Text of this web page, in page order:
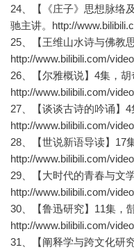
24、【《庄子》思想脉络
驰主讲。http://
25、【王维山水诗与佛教
http://www.bilibili.com/
26、【尔雅概说】4集，胡
http://www.bilibili.com/
27、【谈谈古诗的吟诵】4
http://www.bilibili.com/
28、【世说新语导读】17
http://www.bilibili.com/
29、【大时代的青春与文
http://www.bilibili.com/
30、【鲁迅研究】11集，
http://www.bilibili.com/
31、【阐释学与跨文化研